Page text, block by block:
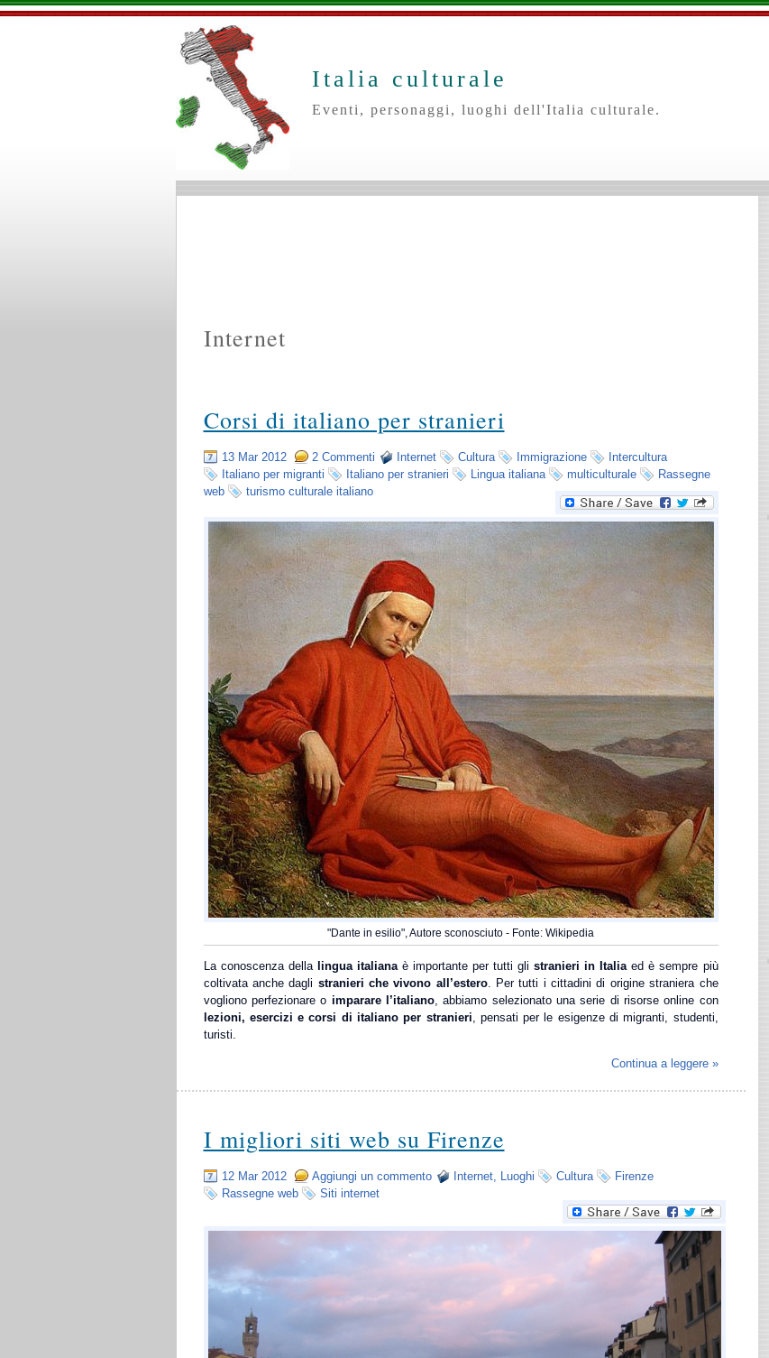
Italia culturale
Eventi, personaggi, luoghi dell'Italia culturale.
Internet
Corsi di italiano per stranieri
13 Mar 2012 2 Commenti Internet Cultura Immigrazione
Intercultura
Italiano per migranti
Italiano per stranieri Lingua italiana multiculturale
Rassegne
web
turismo culturale italiano
"Dante in esilio", Autore sconosciuto - Fonte: Wikipedia
La conoscenza della lingua italianaè importante per tutti glistranieri in Italiaed è sempre più
coltivata anche dagli stranieri che vivono all’estero. Per tutti i cittadini di origine straniera che
vogliono perfezionare o imparare l’italiano, abbiamo selezionato una serie di risorse online con
lezioni, esercizi e corsi di italiano per stranieri, pensati per le esigenze di migranti, studenti,
turisti.
Continua a leggere »
I migliori siti web su Firenze
12 Mar 2012 Aggiungi un commento Internet, Luoghi Cultura
Firenze
Rassegne web
Siti internet